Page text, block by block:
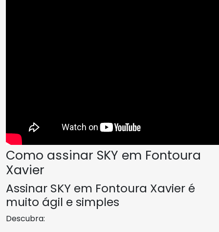
Como assinar SKY em Fontoura
Xavier
Assinar SKY em Fontoura Xavier é
muito ágil e simples
Descubra: